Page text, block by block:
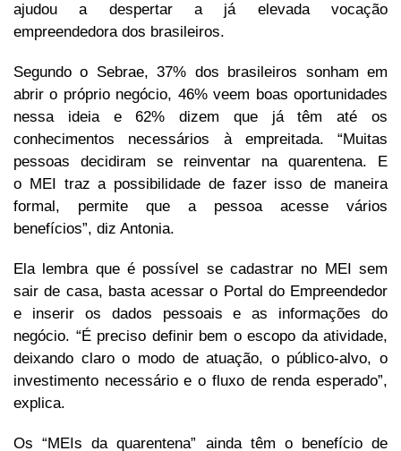
ajudou a despertar a já elevada vocação
empreendedora dos brasileiros.
Segundo o Sebrae, 37% dos brasileiros sonham em
abrir o próprio negócio, 46% veem boas oportunidades
nessa ideia e 62% dizem que já têm até os
conhecimentos necessários à empreitada. “Muitas
pessoas decidiram se reinventar na quarentena. E
o MEI traz a possibilidade de fazer isso de maneira
formal, permite que a pessoa acesse vários
benefícios”, diz Antonia.
Ela lembra que é possível se cadastrar no MEI sem
sair de casa, basta acessar o Portal do Empreendedor
e inserir os dados pessoais e as informações do
negócio. “É preciso definir bem o escopo da atividade,
deixando claro o modo de atuação, o público-alvo, o
investimento necessário e o fluxo de renda esperado”,
explica.
Os “MEIs da quarentena” ainda têm o benefício de